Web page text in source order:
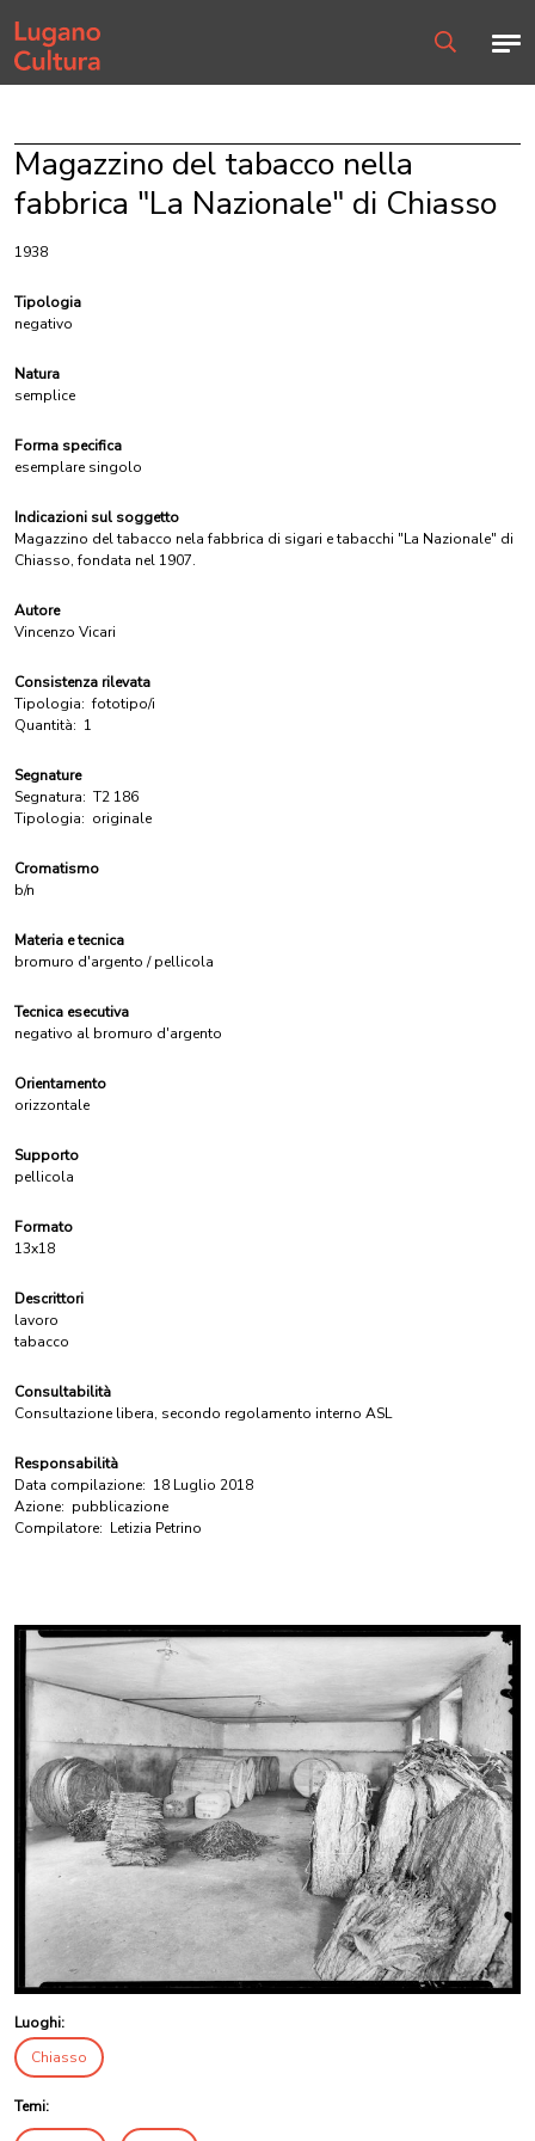
Home page
Magazzino del tabacco nella
fabbrica "La Nazionale" di Chiasso
1938
Tipologia
negativo
Natura
semplice
Forma specifica
esemplare singolo
Indicazioni sul soggetto
Magazzino del tabacco nela fabbrica di sigari e tabacchi "La Nazionale" di
Chiasso, fondata nel 1907.
Autore
Vincenzo Vicari
Consistenza rilevata
Tipologia: fototipo/i
Quantità: 1
Segnature
Segnatura: T2 186
Tipologia: originale
Cromatismo
b/n
Materia e tecnica
bromuro d'argento / pellicola
Tecnica esecutiva
negativo al bromuro d'argento
Orientamento
orizzontale
Supporto
pellicola
Formato
13x18
Descrittori
lavoro
tabacco
Consultabilità
Consultazione libera, secondo regolamento interno ASL
Responsabilità
Data compilazione: 18 Luglio 2018
Azione: pubblicazione
Compilatore: Letizia Petrino
Luoghi:
Chiasso
Temi: